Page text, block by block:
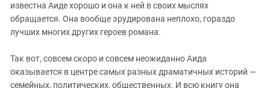
известна Аиде хорошо и она к ней в своих мыслях
обращается. Она вообще эрудирована неплохо, гораздо
лучших многих других героев романа.
Так вот, совсем скоро и совсем неожиданно Аида
оказывается в центре самых разных драматичных историй —
семейных, политических, общественных. И всю книгу она